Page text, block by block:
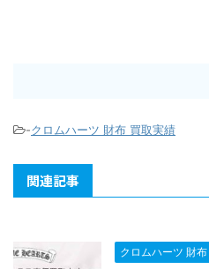
-クロムハーツ 財布 買取実績
関連記事
クロムハーツ 財